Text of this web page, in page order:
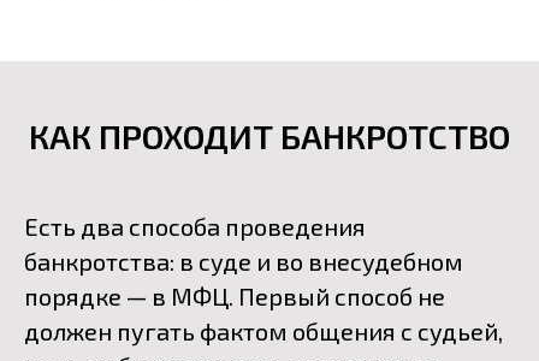
КАК ПРОХОДИТ БАНКРОТСТВО
Есть два способа проведения
банкротства: в суде и во внесудебном
порядке — в МФЦ. Первый способ не
должен пугать фактом общения с судьей,